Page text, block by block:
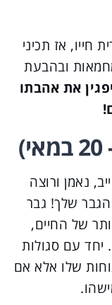
אז תכיני
ובהבעת
את אהבתו
נאמן ורוצה
שלך! גבר
של החיים,
יחד עם סגולות
שלו אלא אם